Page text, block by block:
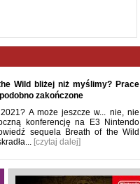
Wild bliżej niż myślimy? Prace
zakończone
A może jeszcze w... nie, nie
konferencję na E3 Nintendo
sequela Breath of the Wild
[czytaj dalej]